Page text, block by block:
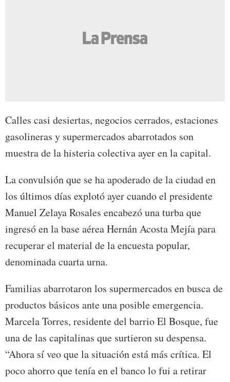
Calles casi desiertas, negocios cerrados, estaciones
gasolineras y supermercados abarrotados son
muestra de la histeria colectiva ayer en la capital.
La convulsión que se ha apoderado de la ciudad en
los últimos días explotó ayer cuando el presidente
Manuel Zelaya Rosales encabezó una turba que
ingresó en la base aérea Hernán Acosta Mejía para
recuperar el material de la encuesta popular,
denominada cuarta urna.
Familias abarrotaron los supermercados en busca de
productos básicos ante una posible emergencia.
Marcela Torres, residente del barrio El Bosque, fue
una de las capitalinas que surtieron su despensa.
“Ahora sí veo que la situación está más crítica. El
poco ahorro que tenía en el banco lo fui a retirar